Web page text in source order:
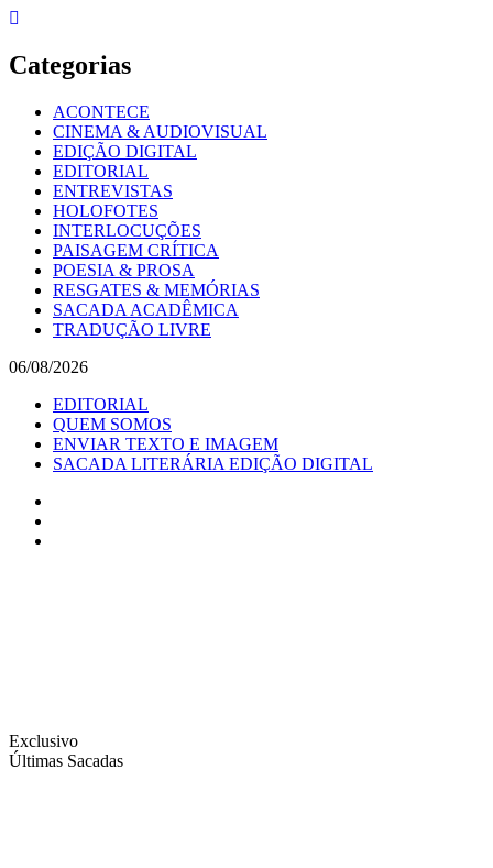
Skip
content
Categorias
ACONTECE
CINEMA & AUDIOVISUAL
EDIÇÃO DIGITAL
EDITORIAL
ENTREVISTAS
HOLOFOTES
INTERLOCUÇÕES
PAISAGEM CRÍTICA
POESIA & PROSA
RESGATES & MEMÓRIAS
SACADA ACADÊMICA
TRADUÇÃO LIVRE
06/08/2026
EDITORIAL
QUEM SOMOS
ENVIAR TEXTO E IMAGEM
SACADA LITERÁRIA EDIÇÃO DIGITAL
Exclusivo
Últimas Sacadas